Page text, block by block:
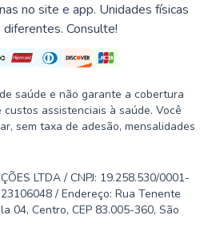
no site e app. Unidades físicas
Consulte!
saúde e não garante a cobertura
assistenciais à saúde. Você
sem taxa de adesão, mensalidades
LTDA / CNPJ: 19.258.530/0001-
/ Endereço: Rua Tenente
04, Centro, CEP 83.005-360, São